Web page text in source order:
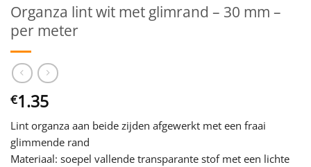
Organza lint wit met glimrand – 30 mm –
per meter
€1.35
Lint organza aan beide zijden afgewerkt met een fraai
glimmende rand
Materiaal: soepel vallende transparante stof met een lichte